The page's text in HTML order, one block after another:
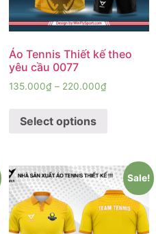
Áo Tennis Thiết kế theo
yêu cầu 0077
135.000₫– 220.000₫
Select options
Sale!